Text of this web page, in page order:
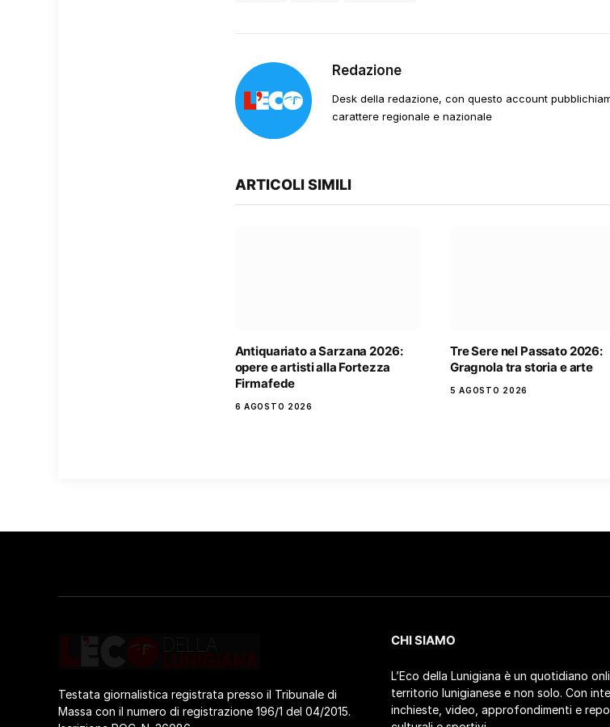
Redazione
Desk della redazione, con questo account
carattere regionale e nazionale
ARTICOLI SIMILI
Antiquariato a Sarzana 2026:
opere e artisti alla Fortezza
Firmafede
6 AGOSTO 2026
Tre Sere nel Passato 2026:
Gragnola tra storia e arte
5 AGOSTO 2026
Testata giornalistica registrata presso il Tribunale di
Massa con il numero di registrazione 196/1 del 04/2015.
CHI SIAMO
L’Eco della Lunigiana è un quotidiano
territorio lunigianese e non solo. Con
inchieste, video, approfondimenti e